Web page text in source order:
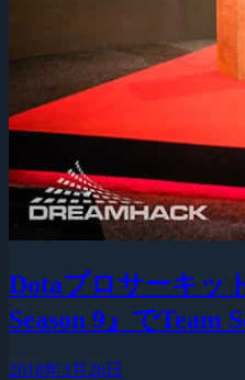
Dotaプロサーキッ
Season 9』でTeam
2018年3月26日